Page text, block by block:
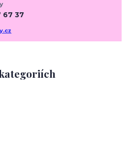
67 37